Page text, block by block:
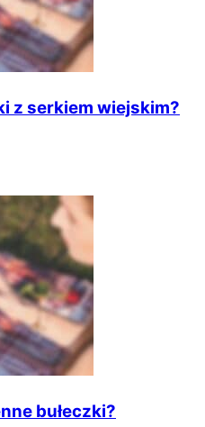
z serkiem wiejskim?
bułeczki?